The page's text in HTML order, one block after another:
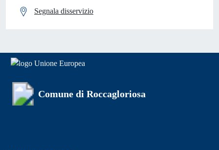
Segnala disservizio
Comune di Roccagloriosa